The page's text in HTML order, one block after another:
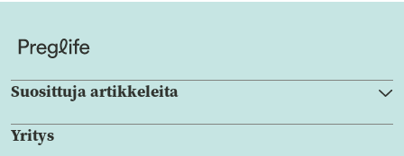
Suosittuja artikkeleita
Yritys